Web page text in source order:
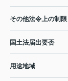
その他法令上の制限
国土法届出要否
用途地域